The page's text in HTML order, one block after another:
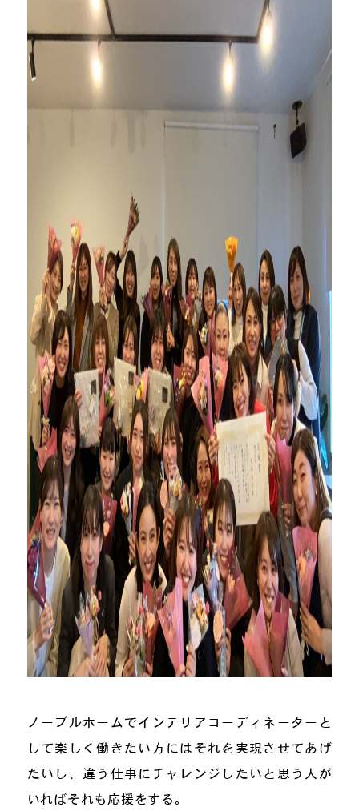
ノーブルホームでインテリアコーディネーターと
して楽しく働きたい方にはそれを実現させてあげ
たいし、違う仕事にチャレンジしたいと思う人が
いればそれも応援をする。